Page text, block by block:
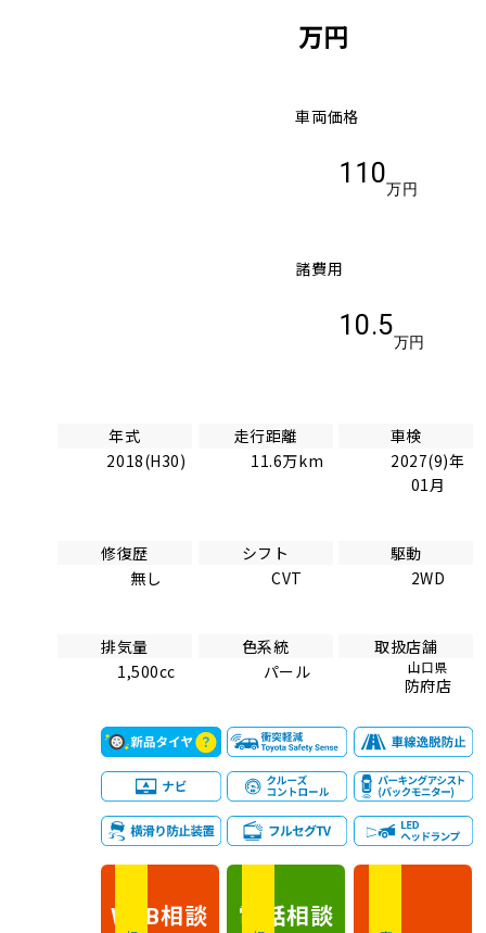
万円
車両価格
110
万円
諸費用
10.5
万円
年式
2018(H30)
走行距離
11.6万km
車検
2027(9)年
01月
修復歴
無し
シフト
CVT
駆動
2WD
排気量
1,500cc
色系統
パール
取扱店舗
山口県
防府店
WEB相談 電話相談